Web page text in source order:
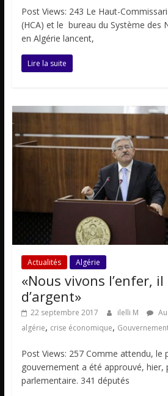
Post Views: 243 Le Haut-
(HCA) et le bureau du Système des
en Algérie lancent,
Lire la suite
Actualités Algérie
«Nous vivons l’enfer, il
d’argent»
22 septembre 2017 ilelli M
algérie, crise économique,
Post Views: 257 Comme attendu, le
gouvernement a été approuvé, hier,
parlementaire. 341 députés